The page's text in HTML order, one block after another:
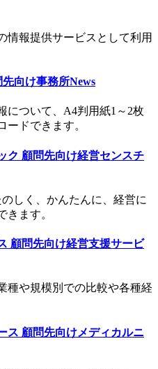
情報提供サービスとして利用
先向け事務所News
について、A4判用紙1～2枚
ードできます。
顧問先向け経営センスチ
しく、かんたんに、経営に
きます。
顧問先向け経営支援サービ
種や規模別での比較や各種経
顧問先向けメディカルニ